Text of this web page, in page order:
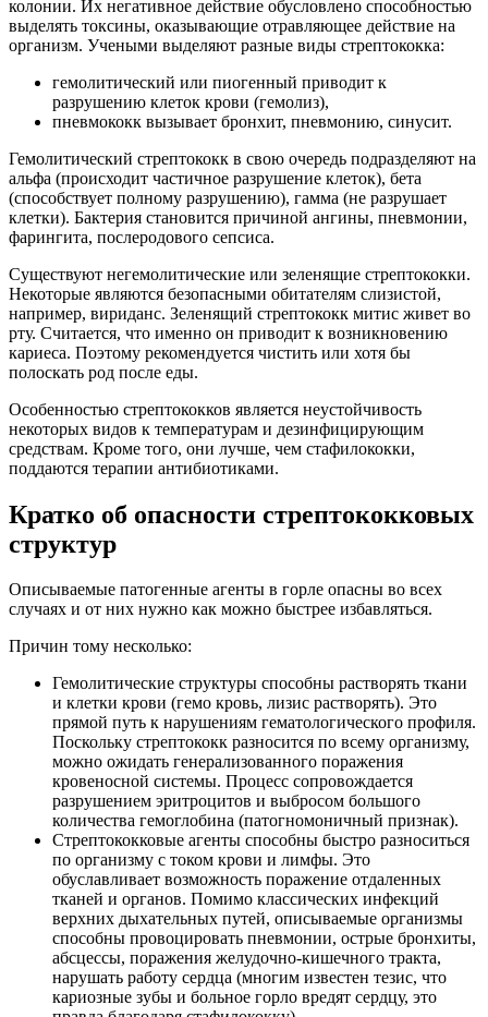
колонии. Их негативное действие обусловлено способностью
выделять токсины, оказывающие отравляющее действие на
организм. Учеными выделяют разные виды стрептококка:
гемолитический или пиогенный приводит к
разрушению клеток крови (гемолиз),
пневмококк вызывает бронхит, пневмонию, синусит.
Гемолитический стрептококк в свою очередь подразделяют на
альфа (происходит частичное разрушение клеток), бета
(способствует полному разрушению), гамма (не разрушает
клетки). Бактерия становится причиной ангины, пневмонии,
фарингита, послеродового сепсиса.
Существуют негемолитические или зеленящие стрептококки.
Некоторые являются безопасными обитателям слизистой,
например, вириданс. Зеленящий стрептококк митис живет во
рту. Считается, что именно он приводит к возникновению
кариеса. Поэтому рекомендуется чистить или хотя бы
полоскать род после еды.
Особенностью стрептококков является неустойчивость
некоторых видов к температурам и дезинфицирующим
средствам. Кроме того, они лучше, чем стафилококки,
поддаются терапии антибиотиками.
Кратко об опасности стрептококковых
структур
Описываемые патогенные агенты в горле опасны во всех
случаях и от них нужно как можно быстрее избавляться.
Причин тому несколько:
Гемолитические структуры способны растворять ткани
и клетки крови (гемо кровь, лизис растворять). Это
прямой путь к нарушениям гематологического профиля.
Поскольку стрептококк разносится по всему организму,
можно ожидать генерализованного поражения
кровеносной системы. Процесс сопровождается
разрушением эритроцитов и выбросом большого
количества гемоглобина (патогномоничный признак).
Стрептококковые агенты способны быстро разноситься
по организму с током крови и лимфы. Это
обуславливает возможность поражение отдаленных
тканей и органов. Помимо классических инфекций
верхних дыхательных путей, описываемые организмы
способны провоцировать пневмонии, острые бронхиты,
абсцессы, поражения желудочно-кишечного тракта,
нарушать работу сердца (многим известен тезис, что
кариозные зубы и больное горло вредят сердцу, это